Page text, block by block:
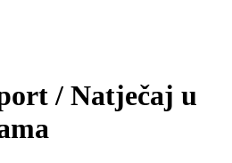
/ Natječaj u